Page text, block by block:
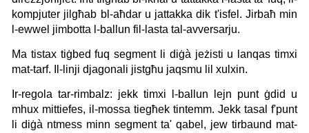
kompjuter jilgħab bl-aħdar u jattakka dik t'isfel. Jirbaħ min
l-ewwel jimbotta l-ballun fil-lasta tal-avversarju.
Ma tistax tiġbed fuq segment li diġà jeżisti u lanqas timxi
mat-tarf. Il-linji djagonali jistgħu jaqsmu lil xulxin.
Ir-regola tar-rimbalz: jekk timxi l-ballun lejn punt ġdid u
mhux mittiefes, il-mossa tiegħek tintemm. Jekk tasal f'punt
li diġà ntmess minn segment ta' qabel, jew tirbaund mat-